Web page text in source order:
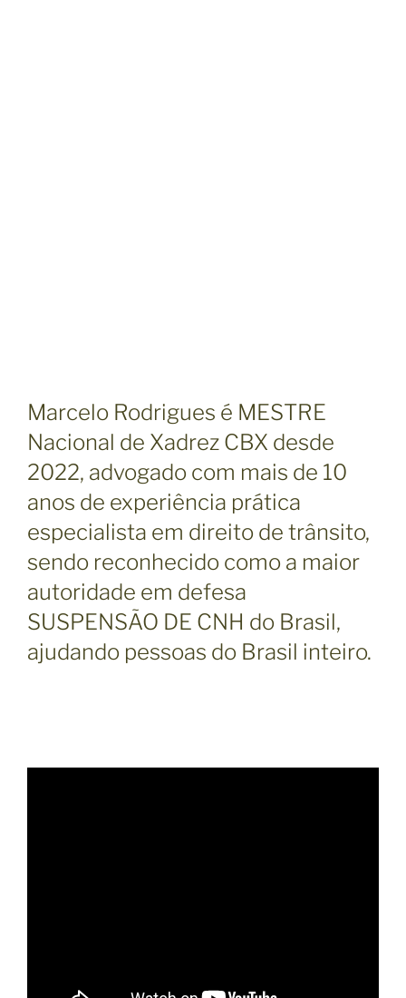
Marcelo Rodrigues é MESTRE
Nacional de Xadrez CBX desde
2022, advogado com mais de 10
anos de experiência prática
especialista em direito de trânsito,
sendo reconhecido como a maior
autoridade em defesa
SUSPENSÃO DE CNH do Brasil,
ajudando pessoas do Brasil inteiro.